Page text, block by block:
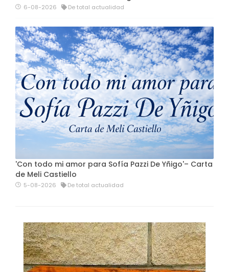
6-08-2026 De total actualidad
'Con todo mi amor para Sofía Pazzi De Yñigo'– Carta
de Meli Castiello
5-08-2026 De total actualidad